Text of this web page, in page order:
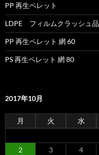
PP 再生ペレット
LDPE フィルムクラッシュ品
PP 再生ペレット 網 60
PS 再生ペレット 網 80
2017年10月
月 火 水
2
3 4